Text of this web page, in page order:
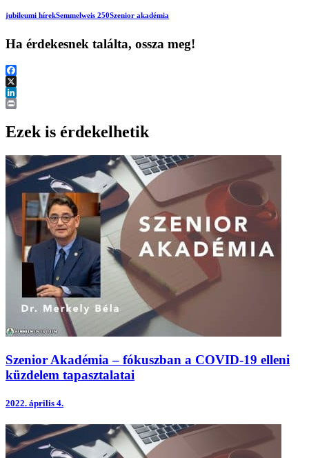
jubileumi hírekSemmelweis 250Szenior akadémia
Ha érdekesnek találta, ossza meg!
Facebook
X
LinkedIn
Ezek is érdekelhetik
Szenior Akadémia – fókuszban a COVID-19 elleni
küzdelem tapasztalatai
2022. április 4.